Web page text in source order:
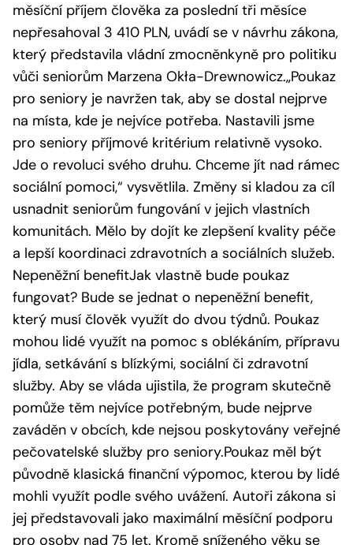
měsíční příjem člověka za poslední tři měsíce
nepřesahoval 3 410 PLN, uvádí se v návrhu zákona,
který představila vládní zmocněnkyně pro politiku
vůči seniorům Marzena Okła-Drewnowicz.„Poukaz
pro seniory je navržen tak, aby se dostal nejprve
na místa, kde je nejvíce potřeba. Nastavili jsme
pro seniory příjmové kritérium relativně vysoko.
Jde o revoluci svého druhu. Chceme jít nad rámec
sociální pomoci,“ vysvětlila. Změny si kladou za cíl
usnadnit seniorům fungování v jejich vlastních
komunitách. Mělo by dojít ke zlepšení kvality péče
a lepší koordinaci zdravotních a sociálních služeb.
Nepeněžní benefitJak vlastně bude poukaz
fungovat? Bude se jednat o nepeněžní benefit,
který musí člověk využít do dvou týdnů. Poukaz
mohou lidé využít na pomoc s oblékáním, přípravu
jídla, setkávání s blízkými, sociální či zdravotní
služby. Aby se vláda ujistila, že program skutečně
pomůže těm nejvíce potřebným, bude nejprve
zaváděn v obcích, kde nejsou poskytovány veřejné
pečovatelské služby pro seniory.Poukaz měl být
původně klasická finanční výpomoc, kterou by lidé
mohli využít podle svého uvážení. Autoři zákona si
jej představovali jako maximální měsíční podporu
pro osoby nad 75 let. Kromě sníženého věku se